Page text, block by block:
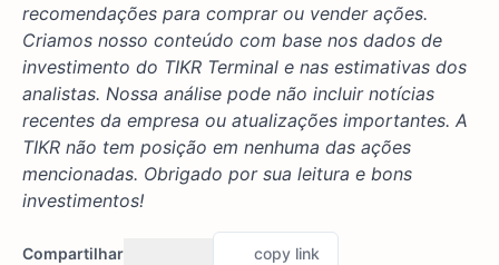
recomendações para comprar ou vender ações.
Criamos nosso conteúdo com base nos dados de
investimento do TIKR Terminal e nas estimativas dos
analistas. Nossa análise pode não incluir notícias
recentes da empresa ou atualizações importantes. A
TIKR não tem posição em nenhuma das ações
mencionadas. Obrigado por sua leitura e bons
investimentos!
Compartilhar copy link